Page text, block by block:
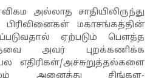
அல்லாத சாதியிலிருந்து
மகாசங்கத்தின்
ஏற்படும் பௌத்த
அவர் புறக்கணிக்க
எதிரிகள்/அச்சுறுத்தல்களை
அனைத்து சிங்கள-